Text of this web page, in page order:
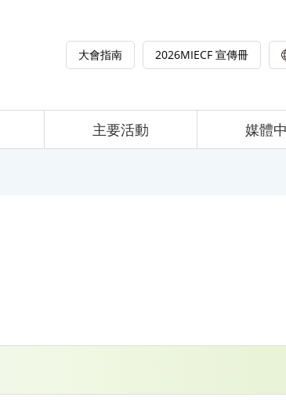
大會指南 2026MIECF 宣傳冊
主要活動 媒體